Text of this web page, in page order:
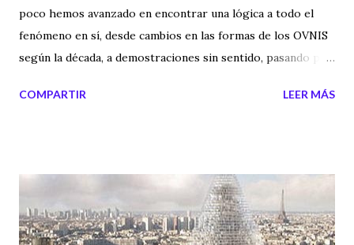
poco hemos avanzado en encontrar una lógica a todo el
fenómeno en sí, desde cambios en las formas de los OVNIS
según la década, a demostraciones sin sentido, pasando por
que son, de donde vienen, si hay intenciones concretas y de
volantes que nos visitan. He encontrado un audio de Carlos
Canales y Jesús Callejo , conocidos por el programa " La
Rosa de los Vientos " y por su labor de investigación, donde
COMPARTIR LEER MÁS